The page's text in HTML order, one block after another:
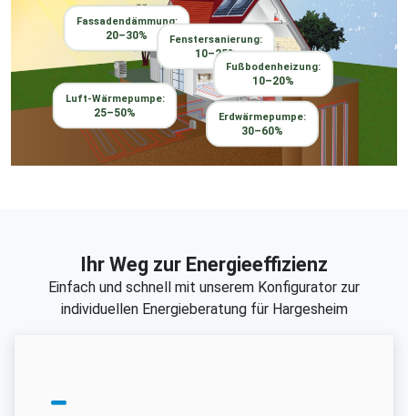
Fassadendämmung:
20–30% Fenstersanierung:
10–25%
Fußbodenheizung:
10–20%
Luft-Wärmepumpe:
25–50% Erdwärmepumpe:
30–60%
Ihr Weg zur Energieeffizienz
Einfach und schnell mit unserem Konfigurator zur
individuellen Energieberatung für Hargesheim